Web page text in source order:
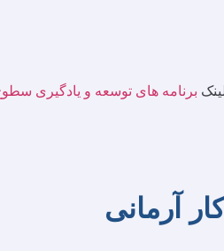
برنامه های توسعه و یادگیری
آرمانی